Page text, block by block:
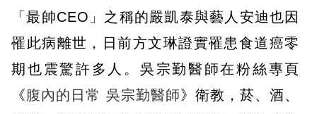
「最帥CEO」之稱的嚴凱泰與藝人安迪也因
罹此病離世，日前方文琳證實罹患食道癌零
期也震驚許多人。吳宗勤醫師在粉絲專頁
《腹內的日常 吳宗勤醫師》衛教，菸、酒、